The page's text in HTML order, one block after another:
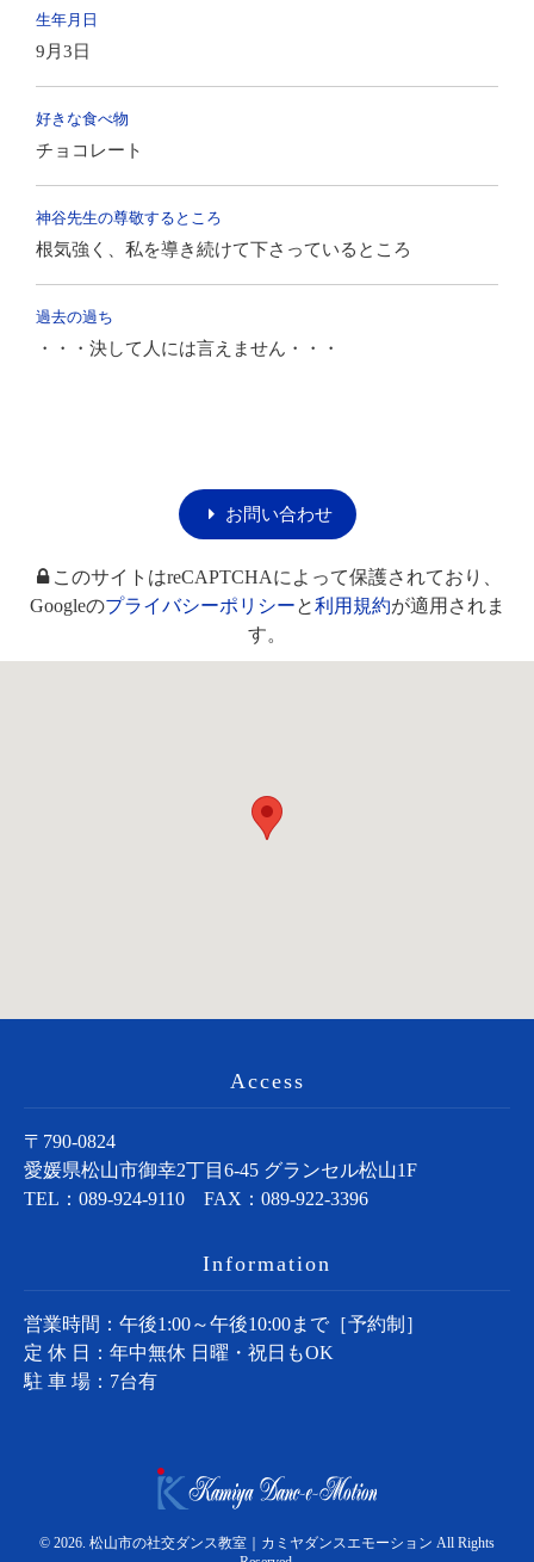
生年月日
9月3日
好きな食べ物
チョコレート
神谷先生の尊敬するところ
根気強く、私を導き続けて下さっているところ
過去の過ち
・・・決して人には言えません・・・
お問い合わせ
このサイトはreCAPTCHAによって保護されており、
Googleのプライバシーポリシーと利用規約が適用されま
す。
Access
〒790-0824
愛媛県松山市御幸2丁目6-45 グランセル松山1F
TEL： 089-924-9110 FAX：089-922-3396
Information
営業時間：午後1:00～午後10:00まで［予約制］
定 休 日：年中無休 日曜・祝日もOK
駐 車 場：7台有
© 2026. 松山市の社交ダンス教室｜カミヤダンスエモーション All Rights